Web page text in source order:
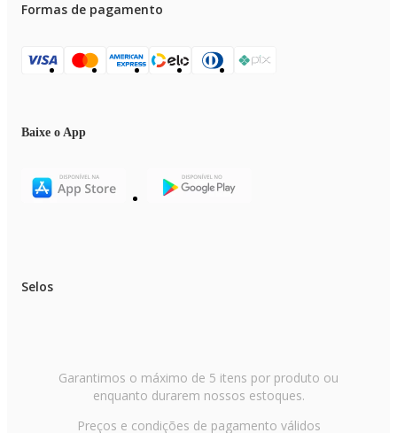
Formas de pagamento
Baixe o App
Selos
Garantimos o máximo de 5 itens por produto ou
enquanto durarem nossos estoques.
Preços e condições de pagamento válidos